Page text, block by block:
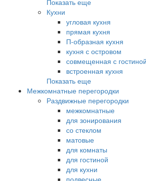
Кухни
угловая кухня
прямая кухня
П-образная кухня
кухня с островом
совмещенная с гостиной
встроенная кухня
Показать еще
Межкомнатные перегородки
Раздвижные перегородки
межкомнатные
для зонирования
со стеклом
матовые
для комнаты
для гостиной
для кухни
подвесные